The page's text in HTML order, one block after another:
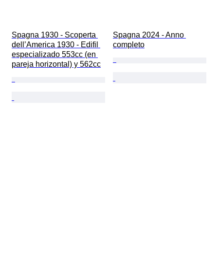
Spagna 1930 - Scoperta
dell’America 1930 - Edifil
especializado 553cc (en
pareja horizontal) y 562cc
Spagna 2024 - Anno
completo